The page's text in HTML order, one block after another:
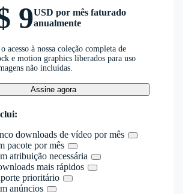
9USD por mês faturado
anualmente
acesso à nossa coleção completa de
e motion graphics liberados para uso
não incluídas.
Assine agora
downloads de vídeo por mês
pacote por mês
atribuição necessária
mais rápidos
prioritário
anúncios